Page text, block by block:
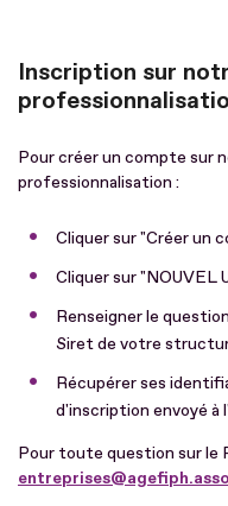
Inscription sur
Pour créer un compte sur
professionnalisation :
Cliquer sur "Créer un
Cliquer sur "NOUVEL
Renseigner le
Siret de votre
Récupérer ses
d'inscription envoyé à
Pour toute question sur le